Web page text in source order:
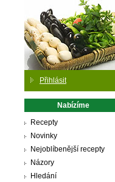
Přihlásit
Nabízíme
Recepty
Novinky
Nejoblíbenější recepty
Názory
Hledání